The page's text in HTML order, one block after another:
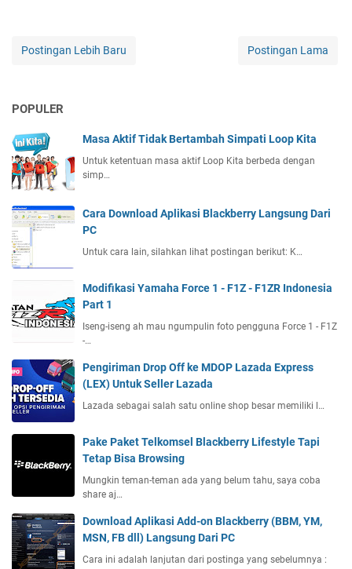
Postingan Lebih Baru Postingan Lama
POPULER
Masa Aktif Tidak Bertambah Simpati Loop Kita
Untuk ketentuan masa aktif Loop Kita berbeda dengan
simp…
Cara Download Aplikasi Blackberry Langsung Dari
PC
Untuk cara lain, silahkan lihat postingan berikut: K…
Modifikasi Yamaha Force 1 - F1Z - F1ZR Indonesia
Part 1
Iseng-iseng ah mau ngumpulin foto pengguna Force 1 - F1Z
-…
Pengiriman Drop Off ke MDOP Lazada Express
(LEX) Untuk Seller Lazada
Lazada sebagai salah satu online shop besar memiliki l…
Pake Paket Telkomsel Blackberry Lifestyle Tapi
Tetap Bisa Browsing
Mungkin teman-teman ada yang belum tahu, saya coba
share aj…
Download Aplikasi Add-on Blackberry (BBM, YM,
MSN, FB dll) Langsung Dari PC
Cara ini adalah lanjutan dari postinga yang sebelumnya :